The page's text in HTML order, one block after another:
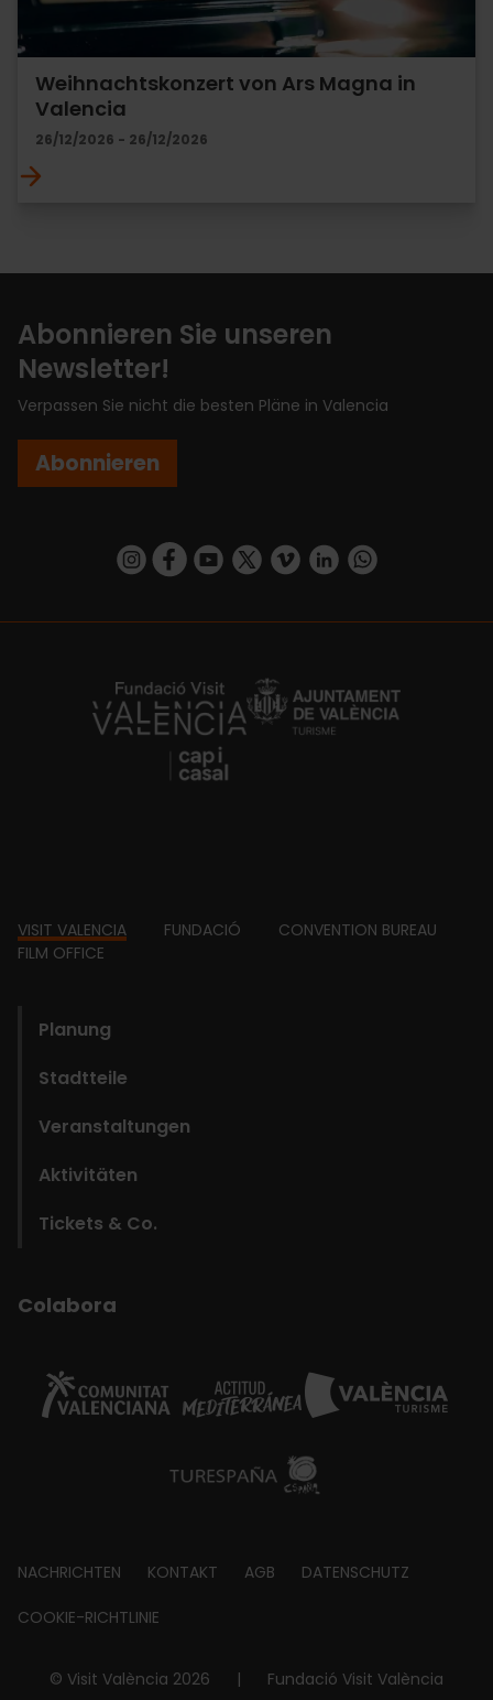
Weihnachtskonzert von Ars Magna in
Valencia
26/12/2026 - 26/12/2026
Abonnieren Sie unseren
Newsletter!
Verpassen Sie nicht die besten Pläne in Valencia
Abonnieren
https://www.instagram.com/visit_valencia/
https://www.facebook.com/
https://www.youtube.com/user/
https://twitter.com/_VivaValencia
https://vimeo.com/
https://www.linkedin.com/company/turismo-valencia/https://api.whatsapp.com/send/
https://fundacion.visitvalencia.com/
Footer
VISIT VALENCIA FUNDACIÓ
CONVENTION BUREAU
FILM OFFICE
Planung
Stadtteile
Veranstaltungen
Aktivitäten
Tickets & Co.
Colabora
Footer
about
NACHRICHTEN KONTAKT AGB DATENSCHUTZ
COOKIE-RICHTLINIE
© Visit València 2026 | Fundació Visit València